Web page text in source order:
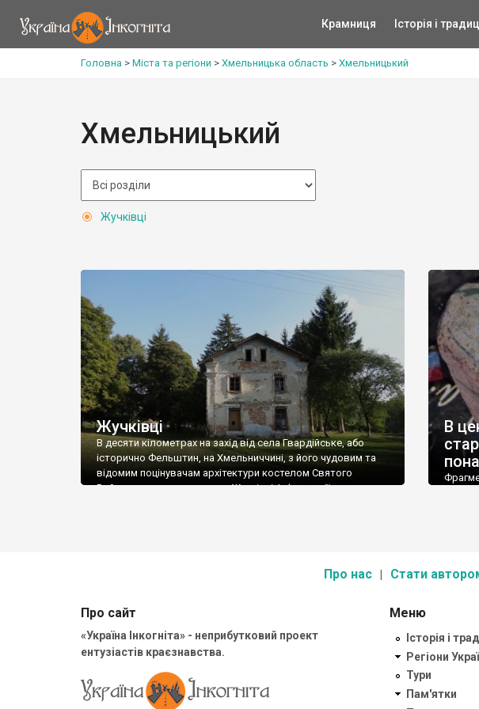
Крамниця Історія і
Головна > Міста та регіони > Хмельницька область > Хмельницький
Хмельницький
Жучківці
Жучківці
В десяти кілометрах на захід від села Гвардійське, або
історично Фельштин, на Хмельниччині, з його чудовим та
відомим поцінувачам архітектури костелом Святого
Войцеха, знаходиться село Жучківці. Інформації про нього
В
Про нас Стати
Про сайт
«Україна Інкогніта» - неприбутковий проект
ентузіастів краєзнавства.
Меню
Історія і
Регіони
Тури
Пам'ятки